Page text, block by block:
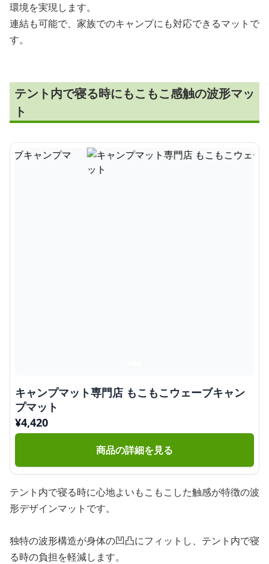
環境を実現します。
連結も可能で、家族でのキャンプにも対応できるマットで
す。
テント内で寝る時にもこもこ感触の波形マッ
ト
キャンプマット専門店 もこもこウェーブキャン
プマット
¥4,420
商品の詳細を見る
テント内で寝る時に心地よいもこもこした触感が特徴の波
形デザインマットです。
独特の波形構造が身体の凹凸にフィットし、テント内で寝
る時の負担を軽減します。